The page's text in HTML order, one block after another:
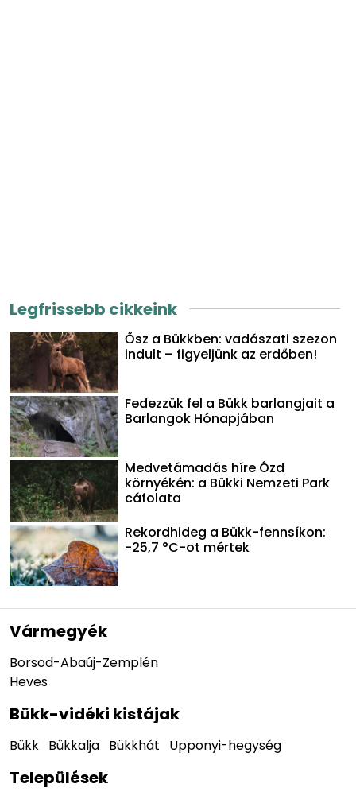
Legfrissebb cikkeink
Ősz a Bükkben: vadászati szezon
indult – figyeljünk az erdőben!
Fedezzük fel a Bükk barlangjait a
Barlangok Hónapjában
Medvetámadás híre Ózd
környékén: a Bükki Nemzeti Park
cáfolata
Rekordhideg a Bükk-fennsíkon:
-25,7 °C-ot mértek
Vármegyék
Borsod-Abaúj-Zemplén
Heves
Bükk-vidéki kistájak
Bükk Bükkalja Bükkhát Upponyi-hegység
Települések